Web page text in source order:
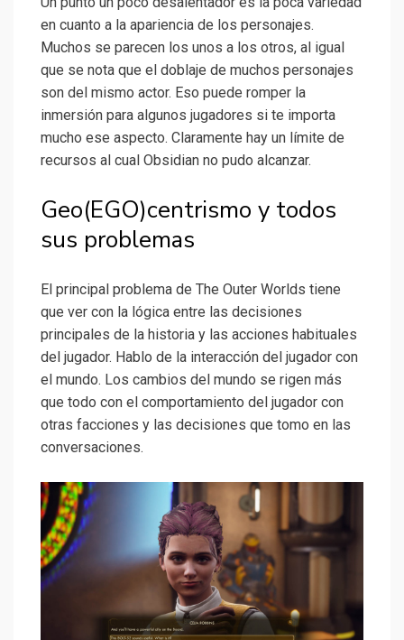
en cuanto a la apariencia de los personajes.
Muchos se parecen los unos a los otros, al igual
que se nota que el doblaje de muchos personajes
son del mismo actor. Eso puede romper la
inmersión para algunos jugadores si te importa
mucho ese aspecto. Claramente hay un límite de
recursos al cual Obsidian no pudo alcanzar.
Geo(EGO)centrismo y todos
sus problemas
El principal problema de The Outer Worlds tiene
que ver con la lógica entre las decisiones
principales de la historia y las acciones habituales
del jugador. Hablo de la interacción del jugador con
el mundo. Los cambios del mundo se rigen más
que todo con el comportamiento del jugador con
otras facciones y las decisiones que tomo en las
conversaciones.